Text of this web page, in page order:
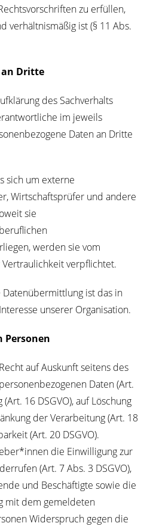
zu erfül­len,
ver­hält­nis­mä­ßig ist (§ 11 Abs.
Drit­te
des Sach­ver­halts
im jeweils
Daten an Drit­te
sich um exter­ne
Wirt­schafts­prü­fer und ande­re
sie
wer­den sie vom
verpflichtet.
Daten­über­mitt­lung ist das in
unse­rer Organisation.
Per­so­nen
auf Aus­kunft sei­tens des
Daten (Art.
(Art. 16 DSGVO), auf Löschung
der Ver­ar­bei­tung (Art. 18
(Art. 20 DSGVO).
die Ein­wil­li­gung zur
(Art. 7 Abs. 3 DSGVO),
und Beschäf­tig­te sowie die
mit dem gemel­de­ten
Wider­spruch gegen die